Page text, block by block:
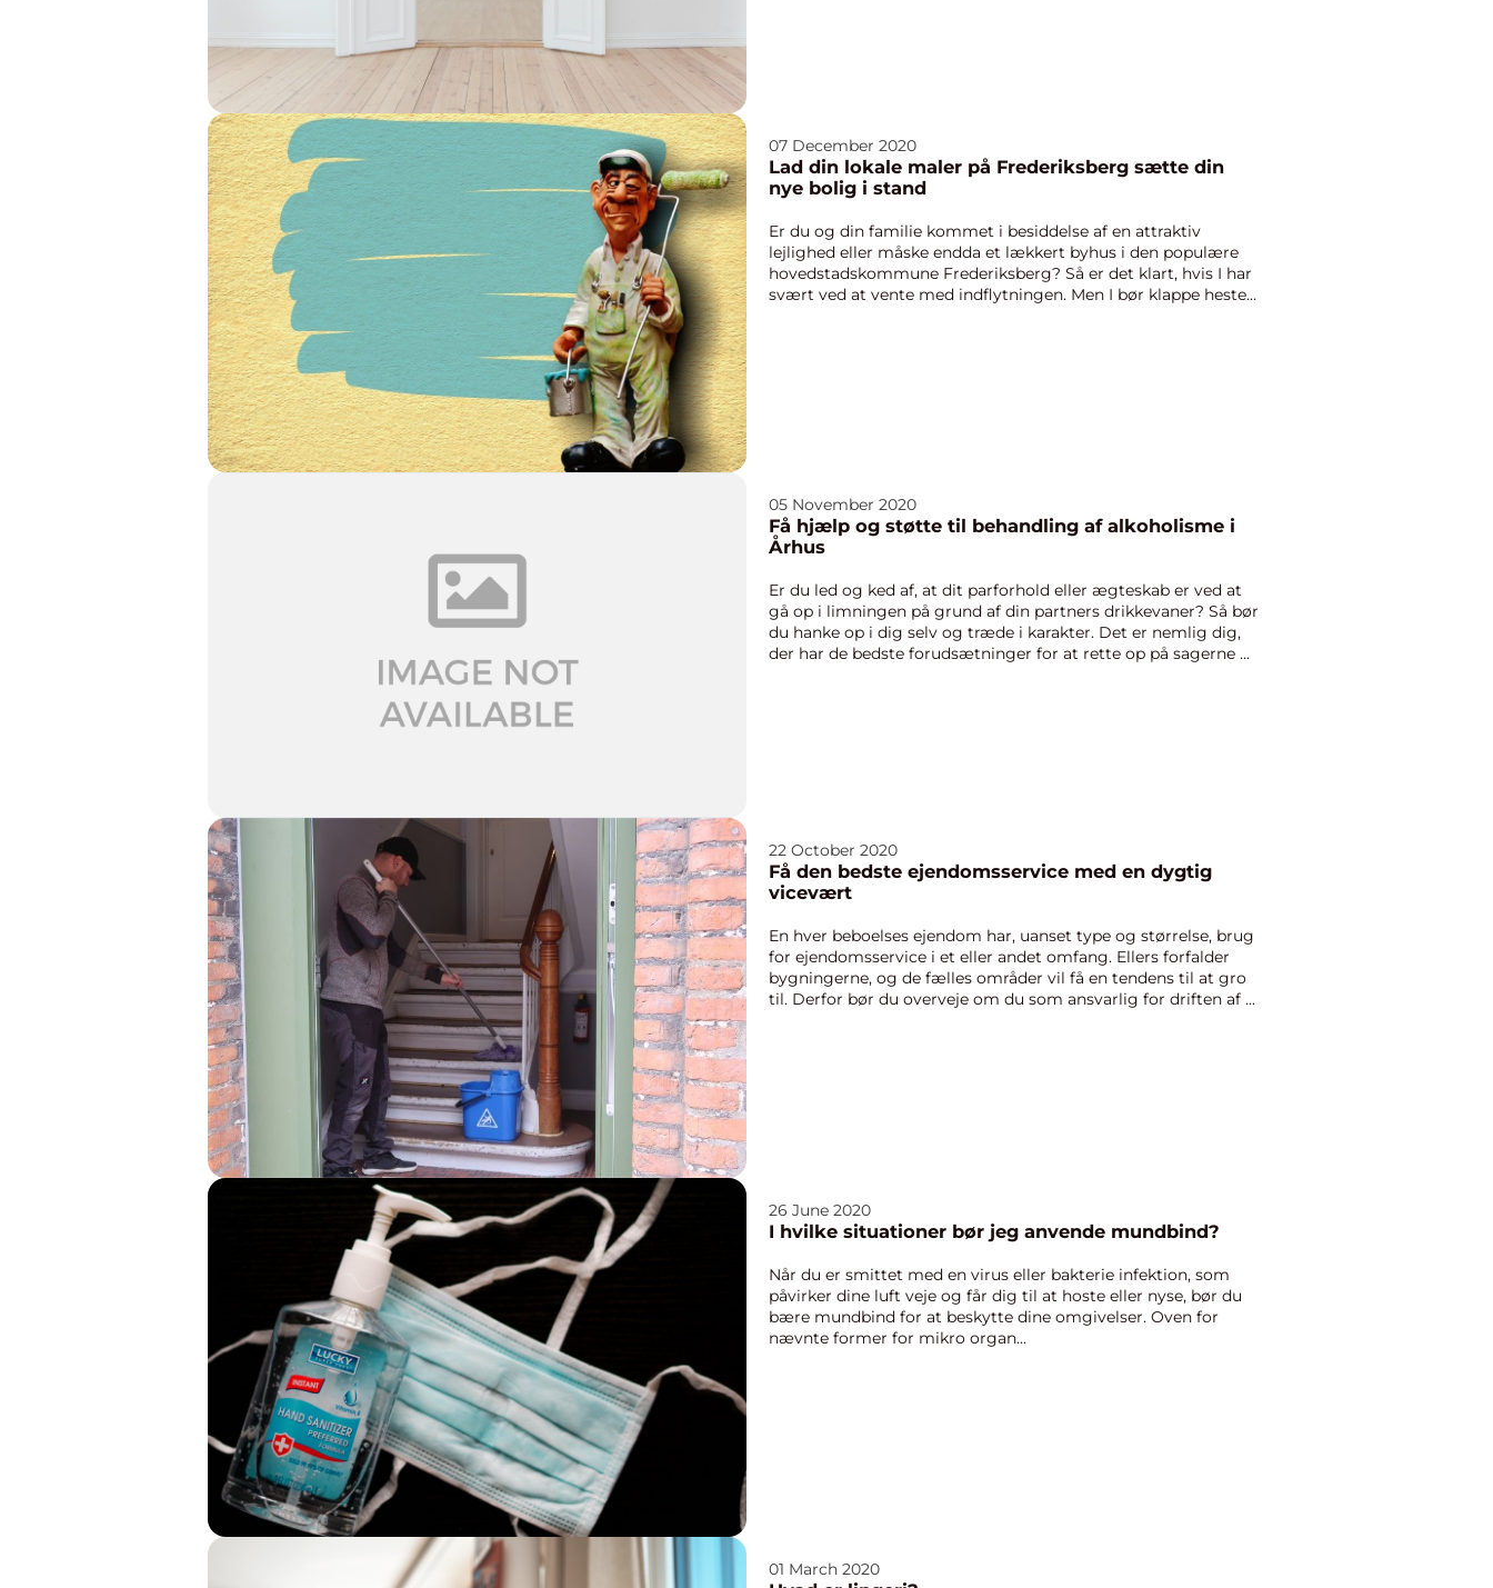
07 December 2020
Lad din lokale maler på Frederiksberg sætte din
nye bolig i stand
Er du og din familie kommet i besiddelse af en attraktiv
lejlighed eller måske endda et lækkert byhus i den populære
hovedstadskommune Frederiksberg? Så er det klart, hvis I har
svært ved at vente med indflytningen. Men I bør klappe hesten
05 November 2020
Få hjælp og støtte til behandling af alkoholisme i
Århus
Er du led og ked af, at dit parforhold eller ægteskab er ved at
gå op i limningen på grund af din partners drikkevaner? Så bør
du hanke op i dig selv og træde i karakter. Det er nemlig dig,
der har de bedste forudsætninger for at rette op på sagerne ...
22 October 2020
Få den bedste ejendomsservice med en dygtig
vicevært
En hver beboelses ejendom har, uanset type og størrelse, brug
for ejendomsservice i et eller andet omfang. Ellers forfalder
bygningerne, og de fælles områder vil få en tendens til at gro
til. Derfor bør du overveje om du som ansvarlig for driften af ...
26 June 2020
I hvilke situationer bør jeg anvende mundbind?
Når du er smittet med en virus eller bakterie infektion, som
påvirker dine luft veje og får dig til at hoste eller nyse, bør du
bære mundbind for at beskytte dine omgivelser. Oven for
nævnte former for mikro organ...
01 March 2020